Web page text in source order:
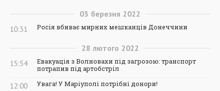
03 березня 2022
10:31 Росія вбиває мирних мешканців Донеччини
28 лютого 2022
15:54
Евакуація з Волновахи під загрозою: транспорт
потрапив під артобстріл
12:00 Увага! У Маріуполі потрібні донори!